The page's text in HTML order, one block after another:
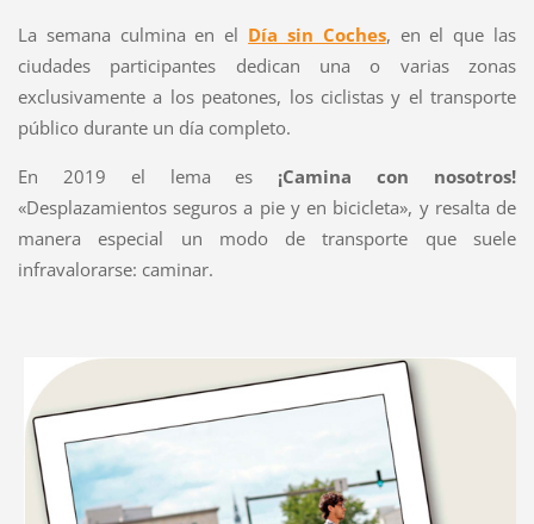
La semana culmina en el Día sin Coches, en el que las
ciudades participantes dedican una o varias zonas
exclusivamente a los peatones, los ciclistas y el transporte
público durante un día completo.
En 2019 el lema es ¡Camina con nosotros!
«Desplazamientos seguros a pie y en bicicleta», y resalta de
manera especial un modo de transporte que suele
infravalorarse: caminar.